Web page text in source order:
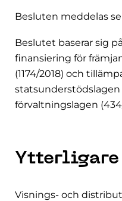
Besluten meddelas
Beslutet baserar sig
finansiering för
(1174/2018) och
statsunderstödslagen
förvaltningslagen
Visnings- och